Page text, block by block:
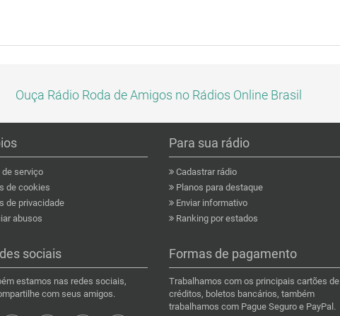
Ouça Rádio Roda de Amigos no Rádios Online Brasil
serviço
de cookies
de privacidade
abusos
Para sua rádio
Cadastrar rádio
Planos para destaque
Enviar informativo
Ranking por estados
sociais
estamos nas redes sociais,
com seus amigos.
Formas de pagamento
Trabalhamos com os principais cartões de
créditos, boletos bancários, também
trabalhamos com Pague Seguro e PayPal.